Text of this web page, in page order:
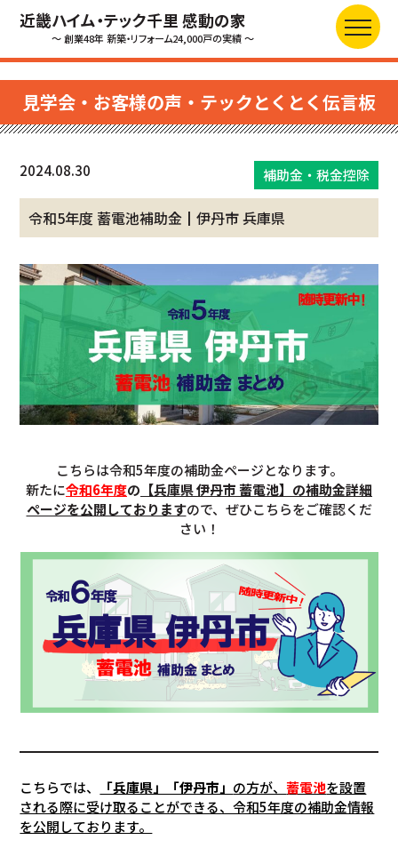
近畿ハイム・テック千里 感動の家
～ 創業48年 新築・リフォーム24,000戸の実績 ～
見学会・お客様の声・テックとくとく伝言板
2024.08.30 補助金・税金控除
令和5年度 蓄電池補助金┃伊丹市 兵庫県
こちらは令和5年度の補助金ページとなります。
新たに令和6年度の 【兵庫県 伊丹市 蓄電池】の補助金詳細
ページを公開しておりますので、ぜひこちらをご確認くだ
さい！
こちらでは、 「兵庫県」「伊丹市」 の方が、蓄電池を設置
される際に受け取ることができる、令和5年度の補助金情報
を公開しております。